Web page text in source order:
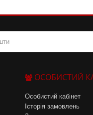
ОСОБИСТИЙ
Особистий кабінет
Історія замовлень